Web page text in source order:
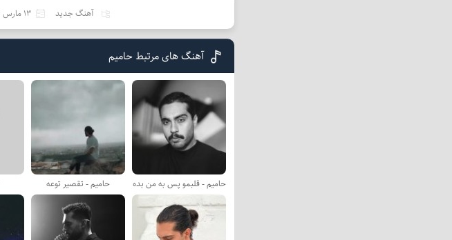
آهنگ جدید 13 مارس 2024
آهنگ های مرتبط حامیم
حامیم - قلبمو پس به من بده حامیم - تقصیر توعه